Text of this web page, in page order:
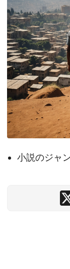
小説のジャ